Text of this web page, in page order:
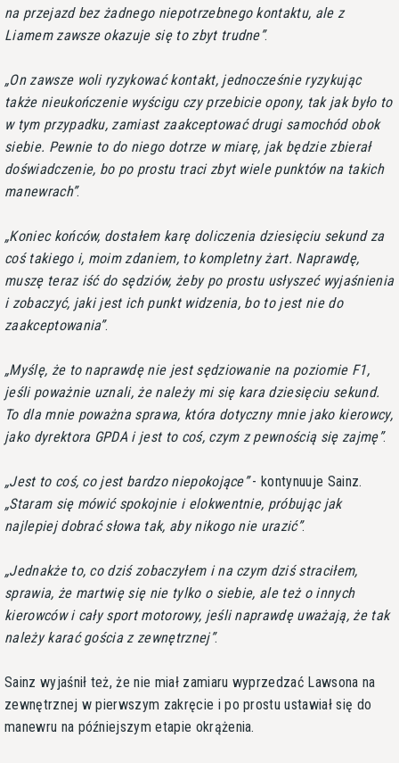
na przejazd bez żadnego niepotrzebnego kontaktu, ale z
Liamem zawsze okazuje się to zbyt trudne .
On zawsze woli ryzykować kontakt, jednocześnie ryzykując
także nieukończenie wyścigu czy przebicie opony, tak jak było to
w tym przypadku, zamiast zaakceptować drugi samochód obok
siebie. Pewnie to do niego dotrze w miarę, jak będzie zbierał
doświadczenie, bo po prostu traci zbyt wiele punktów na takich
manewrach .
Koniec końców, dostałem karę doliczenia dziesięciu sekund za
coś takiego i, moim zdaniem, to kompletny żart. Naprawdę,
muszę teraz iść do sędziów, żeby po prostu usłyszeć wyjaśnienia
i zobaczyć, jaki jest ich punkt widzenia, bo to jest nie do
zaakceptowania .
Myślę, że to naprawdę nie jest sędziowanie na poziomie F1,
jeśli poważnie uznali, że należy mi się kara dziesięciu sekund.
To dla mnie poważna sprawa, która dotyczny mnie jako kierowcy,
jako dyrektora GPDA i jest to coś, czym z pewnością się zajmę .
Jest to coś, co jest bardzo niepokojące - kontynuuje Sainz.
Staram się mówić spokojnie i elokwentnie, próbując jak
najlepiej dobrać słowa tak, aby nikogo nie urazić .
Jednakże to, co dziś zobaczyłem i na czym dziś straciłem,
sprawia, że martwię się nie tylko o siebie, ale też o innych
kierowców i cały sport motorowy, jeśli naprawdę uważają, że tak
należy karać gościa z zewnętrznej .
Sainz wyjaśnił też, że nie miał zamiaru wyprzedzać Lawsona na
zewnętrznej w pierwszym zakręcie i po prostu ustawiał się do
manewru na późniejszym etapie okrążenia.